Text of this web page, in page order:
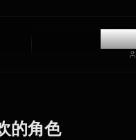
的角色
Karuizawa